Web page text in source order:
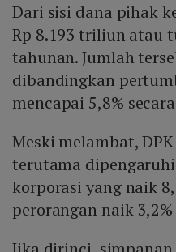
Dari sisi dana pihak
Rp 8.193 triliun atau
tahunan. Jumlah
dibandingkan
mencapai 5,8%
Meski melambat,
terutama
korporasi yang naik
perorangan naik